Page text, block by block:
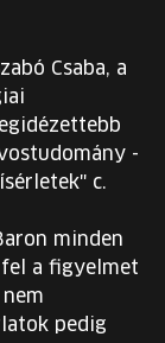
Csaba, a
-
c.
minden
fel a figyelmet
pedig